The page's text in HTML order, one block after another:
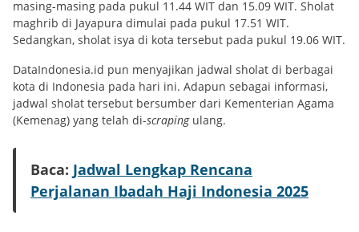
masing-masing pada pukul 11.44 WIT dan 15.09 WIT. Sholat
maghrib di Jayapura dimulai pada pukul 17.51 WIT.
Sedangkan, sholat isya di kota tersebut pada pukul 19.06 WIT.
DataIndonesia.id pun menyajikan jadwal sholat di berbagai
kota di Indonesia pada hari ini. Adapun sebagai informasi,
jadwal sholat tersebut bersumber dari Kementerian Agama
(Kemenag) yang telah di-scrapingulang.
Baca: Jadwal Lengkap Rencana
Perjalanan Ibadah Haji Indonesia 2025